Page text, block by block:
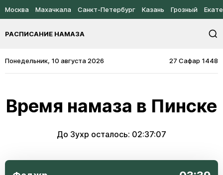
Москва Махачкала Санкт-Петербург Казань Грозный
РАСПИСАНИЕ НАМАЗА
Понедельник, 10 августа 2026 27 Сафар 1448
Время намаза в Пинске
До Зухр осталось: 02:37:07